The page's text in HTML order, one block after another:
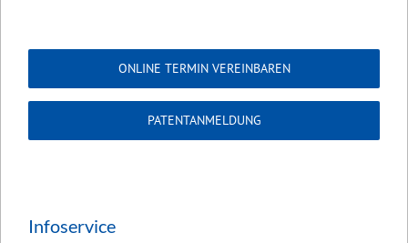
ONLINE TERMIN VEREINBAREN
PATENTANMELDUNG
Infoservice